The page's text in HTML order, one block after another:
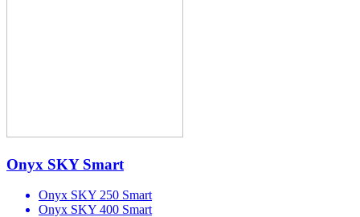
Onyx SKY Smart
Onyx SKY 250 Smart
Onyx SKY 400 Smart